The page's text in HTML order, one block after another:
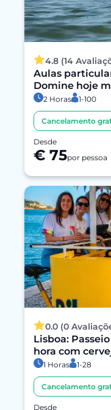
4.8 (14
Aulas
Domine hoje
2 Horas 1-100
Cancelamento
Desde
€ 75por pessoa
0.0 (0
Lisboa:
hora com
1 Horas 1-28
Cancelamento
Desde